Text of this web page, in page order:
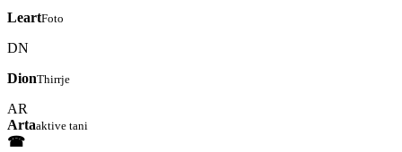
LeartFoto
DN
DionThirrje
AR
Artaaktive tani
☎